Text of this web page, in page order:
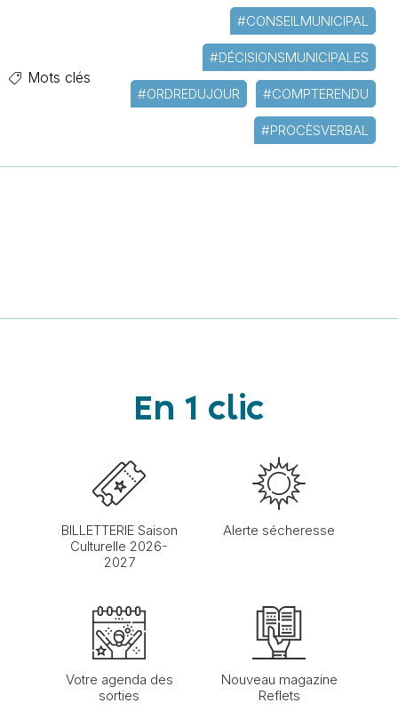
Mots clés
#CONSEILMUNICIPAL
#DÉCISIONSMUNICIPALES
#ORDREDUJOUR #COMPTERENDU
#PROCÈSVERBAL
En 1 clic
BILLETTERIE Saison
Culturelle 2026-
2027
Alerte sécheresse
Votre agenda des
sorties
Nouveau magazine
Reflets